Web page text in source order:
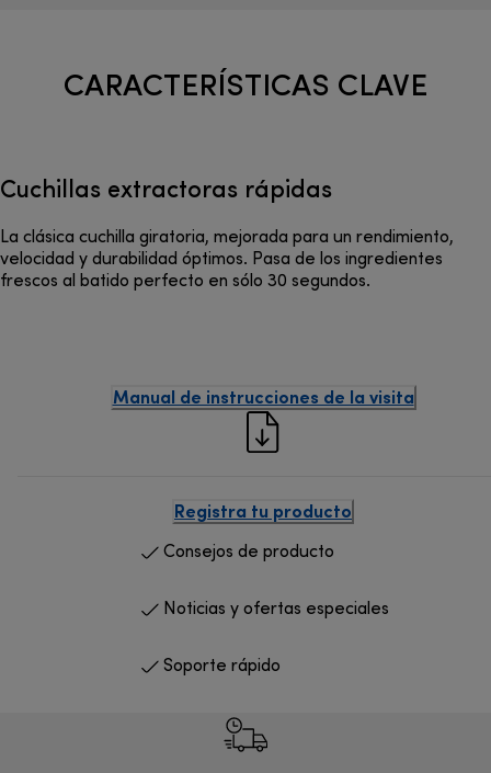
CARACTERÍSTICAS CLAVE
Cuchillas extractoras rápidas
La clásica cuchilla giratoria, mejorada para un rendimiento,
velocidad y durabilidad óptimos. Pasa de los ingredientes
frescos al batido perfecto en sólo 30 segundos.
Manual de instrucciones de la visita
Registra tu producto
Consejos de producto
Noticias y ofertas especiales
Soporte rápido